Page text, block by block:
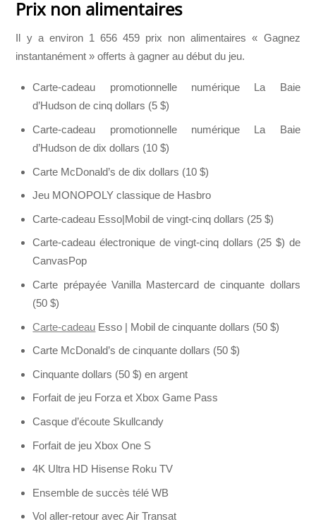
Prix non alimentaires
Il y a environ 1 656 459 prix non alimentaires « Gagnez
instantanément » offerts à gagner au début du jeu.
Carte-cadeau promotionnelle numérique La Baie
d’Hudson de cinq dollars (5 $)
Carte-cadeau promotionnelle numérique La Baie
d’Hudson de dix dollars (10 $)
Carte McDonald’s de dix dollars (10 $)
Jeu MONOPOLY classique de Hasbro
Carte-cadeau Esso|Mobil de vingt-cinq dollars (25 $)
Carte-cadeau électronique de vingt-cinq dollars (25 $) de
CanvasPop
Carte prépayée Vanilla Mastercard de cinquante dollars
(50 $)
Carte-cadeau Esso | Mobil de cinquante dollars (50 $)
Carte McDonald’s de cinquante dollars (50 $)
Cinquante dollars (50 $) en argent
Forfait de jeu Forza et Xbox Game Pass
Casque d’écoute Skullcandy
Forfait de jeu Xbox One S
4K Ultra HD Hisense Roku TV
Ensemble de succès télé WB
Vol aller-retour avec Air Transat